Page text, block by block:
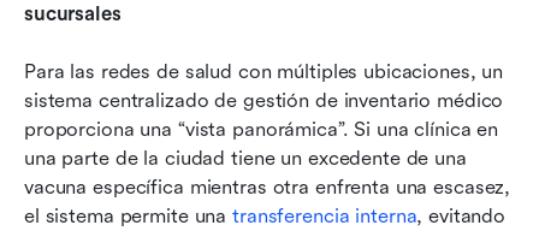
sucursales
Para las redes de salud con múltiples ubicaciones, un
sistema centralizado de gestión de inventario médico
proporciona una “vista panorámica”. Si una clínica en
una parte de la ciudad tiene un excedente de una
vacuna específica mientras otra enfrenta una escasez,
el sistema permite una transferencia interna, evitando